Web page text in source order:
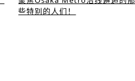
些特别的人们！